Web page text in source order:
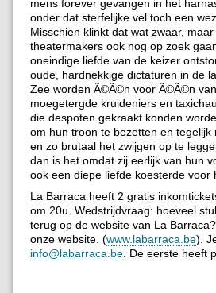
mens forever gevangen in het
onder dat sterfelijke vel toch een
Misschien klinkt dat wat zwaar,
theatermakers ook nog op zoek
oneindige liefde van de keizer
oude, hardnekkige dictaturen in de
Zee worden Ã©Ã©n voor Ã©Ã©n
moegetergde kruideniers en
die despoten gekraakt konden
om hun troon te bezetten en
en zo brutaal het zwijgen op te
dan is het omdat zij eerlijk van hun
ook een diepe liefde koesterde voor
La Barraca heeft 2 gratis
om 20u. Wedstrijdvraag: hoeveel
terug op de website van La
onze website. (www.labarraca.be).
info@labarraca.be . De eerste heeft